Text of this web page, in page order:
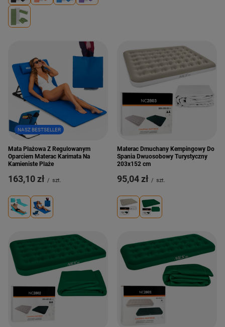
NASZ BESTSELLER
Mata Plażowa Z Regulowanym
Oparciem Materac Karimata Na
Kamieniste Plaże
163,10 zł / szt.
Materac Dmuchany Kempingowy Do
Spania Dwuosobowy Turystyczny
203x152 cm
95,04 zł / szt.